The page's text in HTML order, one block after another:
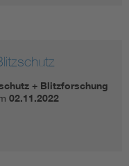
+ Blitzforschung
02.11.2022